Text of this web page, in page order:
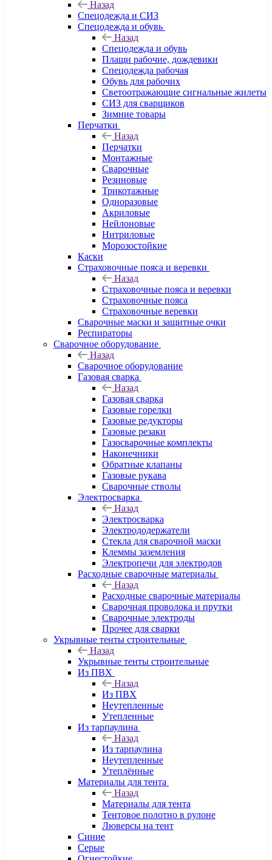
Назад
Спецодежда и СИЗ
Спецодежда и обувь
Назад
Спецодежда и обувь
Плащи рабочие, дождевики
Спецодежда рабочая
Обувь для рабочих
Светоотражающие сигнальные жилеты
СИЗ для сварщиков
Зимние товары
Перчатки
Назад
Перчатки
Монтажные
Сварочные
Резиновые
Трикотажные
Одноразовые
Акриловые
Нейлоновые
Нитриловые
Морозостойкие
Каски
Страховочные пояса и веревки
Назад
Страховочные пояса и веревки
Страховочные пояса
Страховочные веревки
Сварочные маски и защитные очки
Респираторы
Сварочное оборудование
Назад
Сварочное оборудование
Газовая сварка
Назад
Газовая сварка
Газовые горелки
Газовые редукторы
Газовые резаки
Газосварочные комплекты
Наконечники
Обратные клапаны
Газовые рукава
Сварочные стволы
Электросварка
Назад
Электросварка
Электрододержатели
Стекла для сварочной маски
Клеммы заземления
Электропечи для электродов
Расходные сварочные материалы
Назад
Расходные сварочные материалы
Сварочная проволока и прутки
Сварочные электроды
Прочее для сварки
Укрывные тенты строительные
Назад
Укрывные тенты строительные
Из ПВХ
Назад
Из ПВХ
Неутепленные
Утепленные
Из тарпаулина
Назад
Из тарпаулина
Неутепленные
Утеплённые
Материалы для тента
Назад
Материалы для тента
Тентовое полотно в рулоне
Люверсы на тент
Синие
Серые